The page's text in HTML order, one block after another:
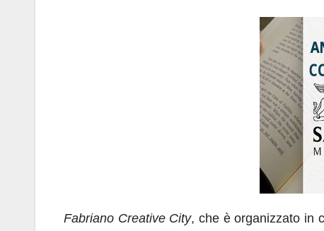
Fabriano Creative City, che è organizzato in